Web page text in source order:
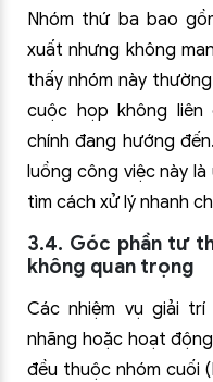
Nhóm thứ ba bao
xuất nhưng không
thấy nhóm này
cuộc họp không
chính đang hướng
luồng công việc này
tìm cách xử lý nhanh
3.4. Góc phần tư
không quan trọng
Các nhiệm vụ giải
nhãng hoặc hoạt
đều thuộc nhóm cuối